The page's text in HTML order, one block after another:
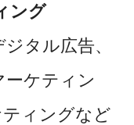
ング
タル広告、
ケティン
ィングなど